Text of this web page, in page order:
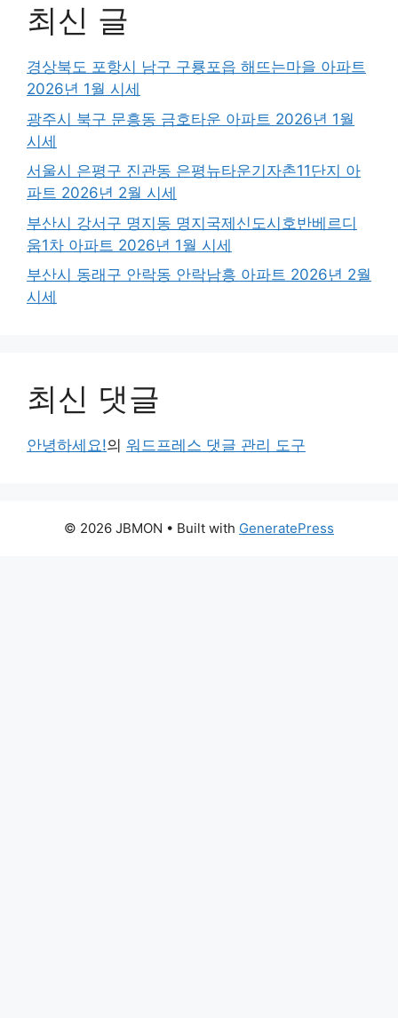
최신 글
경상북도 포항시 남구 구룡포읍 해뜨는마을 아파트
2026년 1월 시세
광주시 북구 문흥동 금호타운 아파트 2026년 1월
시세
서울시 은평구 진관동 은평뉴타운기자촌11단지 아
파트 2026년 2월 시세
부산시 강서구 명지동 명지국제신도시호반베르디
움1차 아파트 2026년 1월 시세
부산시 동래구 안락동 안락남흥 아파트 2026년 2월
시세
최신 댓글
안녕하세요!의 워드프레스 댓글 관리 도구
© 2026 JBMON • Built with GeneratePress